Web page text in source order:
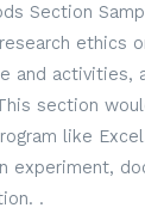
Section
ethics
and activities,
section
like
experiment,
.